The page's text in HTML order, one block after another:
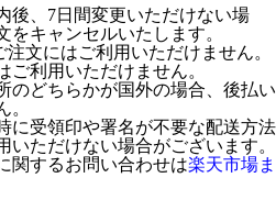
後、7日間変更いただけない場
キャンセルいたします。
文にはご利用いただけません。
利用いただけません。
のどちらかが国外の場合、後払い
。
に受領印や署名が不要な配送方法
ただけない場合がございます。
関するお問い合わせは楽天市場ま